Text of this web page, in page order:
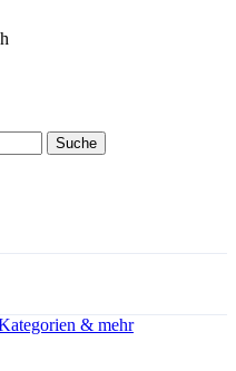
& mehr